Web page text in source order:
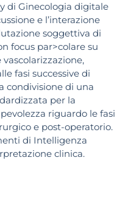
di Ginecologia digitale
e l’interazione
soggettiva di
focus par>colare su
fasi successive di
condivisione di una
per la
riguardo le fasi
e post-operatorio.
di Intelligenza
clinica.